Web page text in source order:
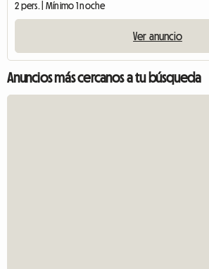
2 pers. | Mínimo 1 noche
Ver anuncio
Anuncios más cercanos a tu búsqueda